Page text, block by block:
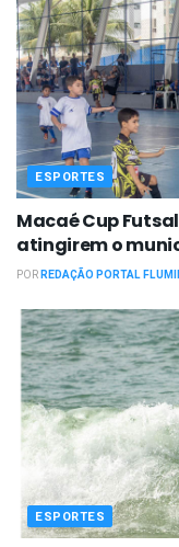
ESPORTES
Macaé Cup
atingirem o
PORREDAÇÃO PORTAL
ESPORTES